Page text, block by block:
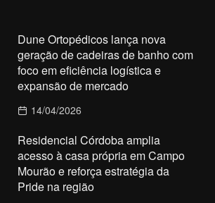
Dune Ortopédicos lança nova
geração de cadeiras de banho com
foco em eficiência logística e
expansão de mercado
14/04/2026
Residencial Córdoba amplia
acesso à casa própria em Campo
Mourão e reforça estratégia da
Pride na região